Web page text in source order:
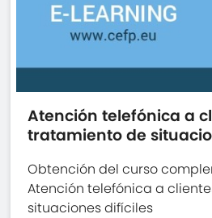
Atención telefónica a
tratamiento de
Obtención del curso
Atención telefónica a
situaciones difíciles